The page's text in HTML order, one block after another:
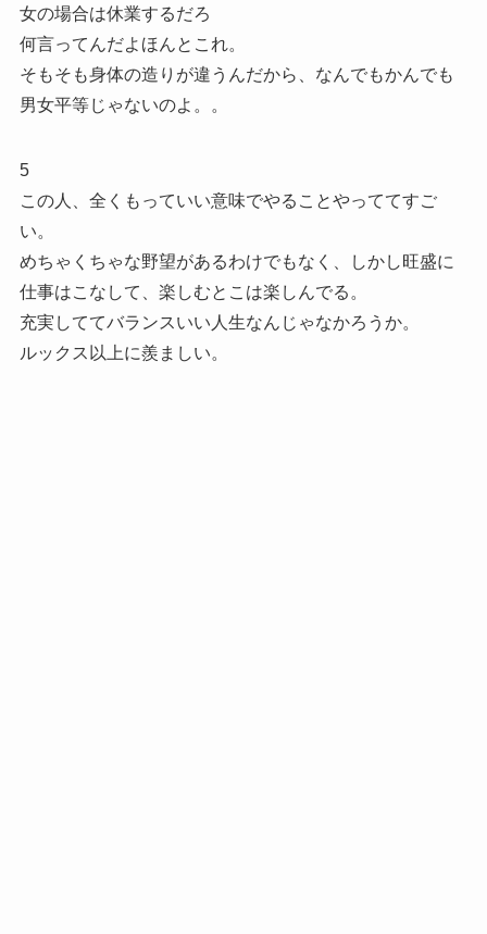
女の場合は休業するだろ
何言ってんだよほんとこれ。
そもそも身体の造りが違うんだから、なんでもかんでも
男女平等じゃないのよ。。
5
この人、全くもっていい意味でやることやっててすご
い。
めちゃくちゃな野望があるわけでもなく、しかし旺盛に
仕事はこなして、楽しむとこは楽しんでる。
充実しててバランスいい人生なんじゃなかろうか。
ルックス以上に羨ましい。